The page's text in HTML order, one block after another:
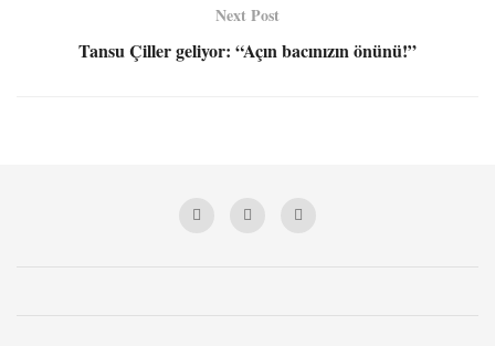
Next Post
Tansu Çiller geliyor: “Açın bacınızın önünü!”